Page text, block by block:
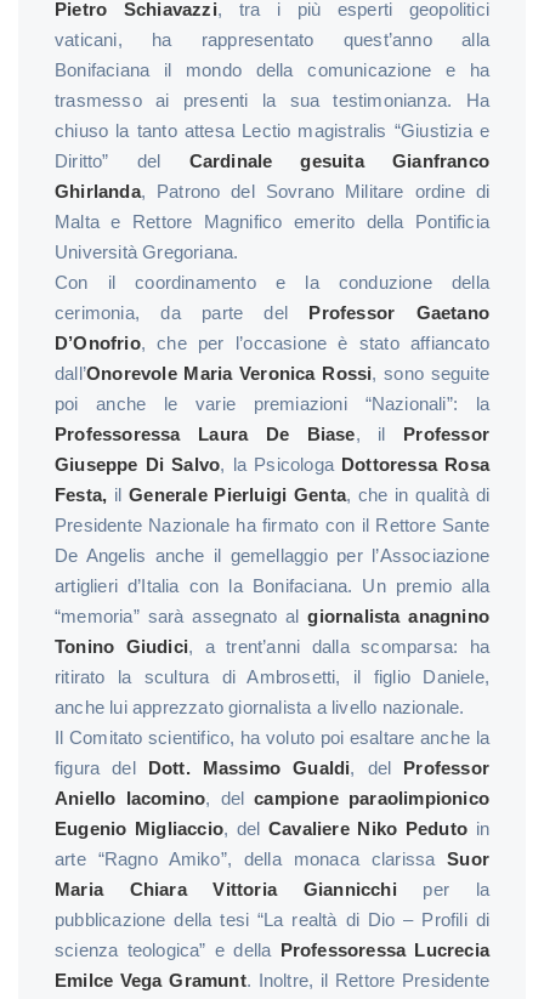
Pietro Schiavazzi, tra i più esperti geopolitici
vaticani, ha rappresentato quest’anno alla
Bonifaciana il mondo della comunicazione e ha
trasmesso ai presenti la sua testimonianza. Ha
chiuso la tanto attesa Lectio magistralis “Giustizia e
Diritto” del Cardinale gesuita Gianfranco
Ghirlanda, Patrono del Sovrano Militare ordine di
Malta e Rettore Magnifico emerito della Pontificia
Università Gregoriana.
Con il coordinamento e la conduzione della
cerimonia, da parte del Professor Gaetano
D’Onofrio, che per l’occasione è stato affiancato
dall’Onorevole Maria Veronica Rossi, sono seguite
poi anche le varie premiazioni “Nazionali”: la
Professoressa Laura De Biase, il Professor
Giuseppe Di Salvo, la Psicologa Dottoressa Rosa
Festa, il Generale Pierluigi Genta, che in qualità di
Presidente Nazionale ha firmato con il Rettore Sante
De Angelis anche il gemellaggio per l’Associazione
artiglieri d’Italia con la Bonifaciana. Un premio alla
“memoria” sarà assegnato algiornalista anagnino
Tonino Giudici, a trent’anni dalla scomparsa: ha
ritirato la scultura di Ambrosetti, il figlio Daniele,
anche lui apprezzato giornalista a livello nazionale.
Il Comitato scientifico, ha voluto poi esaltare anche la
figura del Dott. Massimo Gualdi, del Professor
Aniello Iacomino, delcampione paraolimpionico
Eugenio Migliaccio, del Cavaliere Niko Peduto in
arte “Ragno Amiko”, della monaca clarissaSuor
Maria Chiara Vittoria Giannicchi per la
pubblicazione della tesi “La realtà di Dio – Profili di
scienza teologica” e della Professoressa Lucrecia
Emilce Vega Gramunt. Inoltre, il Rettore Presidente